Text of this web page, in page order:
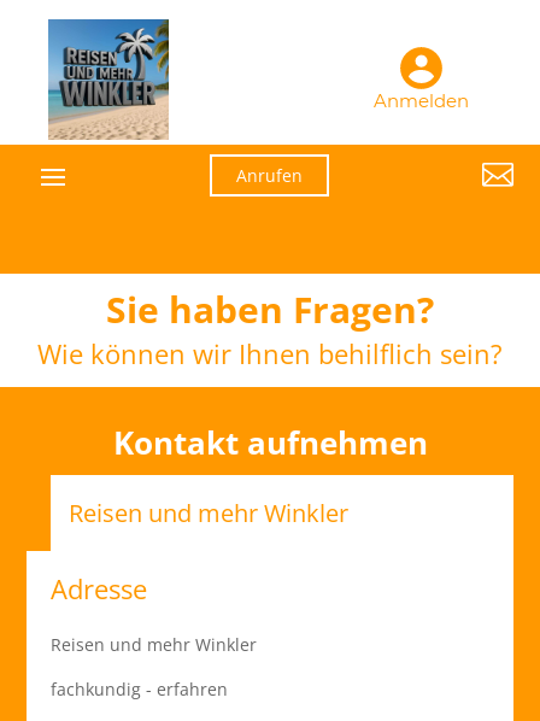
Anmelden
Anrufen 
Sie haben Fragen?
Wie können wir Ihnen behilflich sein?
Kontakt aufnehmen
Reisen und mehr Winkler
Adresse
Reisen und mehr Winkler
fachkundig - erfahren